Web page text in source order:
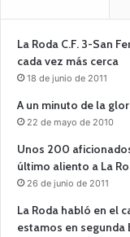
La Roda C.F. 3-San
cada vez más cerca
18 de junio de 2011
A un minuto de la
22 de mayo de 2010
Unos 200
último aliento a La
26 de junio de 2011
La Roda habló en el
estamos en segunda